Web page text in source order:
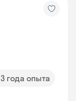
3 года опыта